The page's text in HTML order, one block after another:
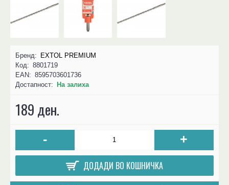
Бренд: EXTOL PREMIUM
Код: 8801719
EAN: 8595703601736
Достапност: На залиха
189 ден.
- +
ДОДАДИ ВО КОШНИЧКА